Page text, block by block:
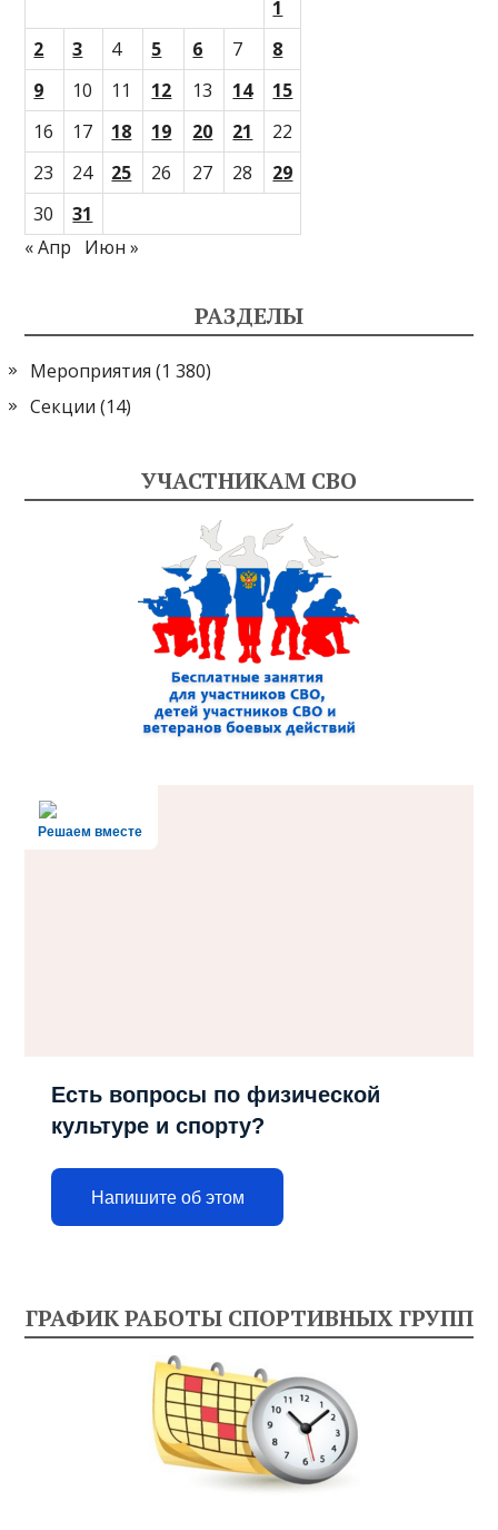
1
2
3 4 5 6 7
8
9
10 11 12 13 14
15
16
17 18 19 20 21
22
23
24 25 26 27 28
29
30
31
« Апр
Июн »
РАЗДЕЛЫ
Мероприятия (1 380)
Секции (14)
УЧАСТНИКАМ СВО
Решаем вместе
Есть вопросы по физической
культуре и спорту?
Напишите об этом
ГРАФИК РАБОТЫ СПОРТИВНЫХ ГРУПП